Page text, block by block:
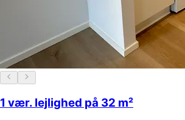
1 vær. lejlighed på 32 m²